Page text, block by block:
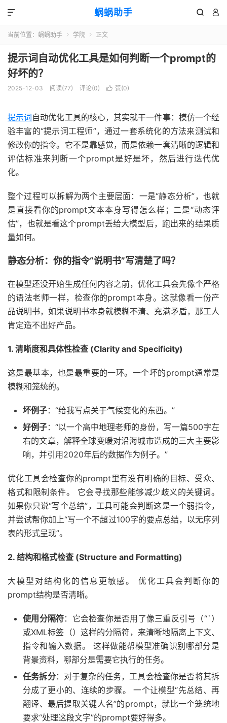
蜗蜗助手  

当前位置： 蜗蜗助手  学院  正文
提示词自动优化工具是如何判断一个prompt的
好坏的？
2025-12-03 阅读(77) 评论(0)  赞(0)
提示词 自动优化工具的核心，其实就干一件事：模仿一个经
验丰富的“提示词工程师”，通过一套系统化的方法来测试和
修改你的指令。它不是靠感觉，而是依赖一套清晰的逻辑和
评估标准来判断一个prompt是好是坏，然后进行迭代优
化。
整个过程可以拆解为两个主要层面：一是“静态分析”，也就
是直接看你的prompt文本本身写得怎么样；二是“动态评
估”，也就是看这个prompt丢给大模型后，跑出来的结果质
量如何。
静态分析：你的指令“说明书”写清楚了吗？
在模型还没开始生成任何内容之前，优化工具会先像个严格
的语法老师一样，检查你的prompt本身。这就像看一份产
品说明书，如果说明书本身就模糊不清、充满矛盾，那工人
肯定造不出好产品。
1. 清晰度和具体性检查 (Clarity and Specificity)
这是最基本，也是最重要的一环。一个坏的prompt通常是
模糊和笼统的。
坏例子：“给我写点关于气候变化的东西。”
好例子：“以一个高中地理老师的身份，写一篇500字左
右的文章，解释全球变暖对沿海城市造成的三大主要影
响，并引用2020年后的数据作为例子。”
优化工具会检查你的prompt里有没有明确的目标、受众、
格式和限制条件。 它会寻找那些能够减少歧义的关键词。
如果你只说“写个总结”，工具可能会判断这是一个弱指令，
并尝试帮你加上“写一个不超过100字的要点总结，以无序列
表的形式呈现”。
2. 结构和格式检查 (Structure and Formatting)
大模型对结构化的信息更敏感。 优化工具会判断你的
prompt结构是否清晰。
使用分隔符：它会检查你是否用了像三重反引号（“`）
或XML标签（）这样的分隔符，来清晰地隔离上下文、
指令和输入数据。 这样做能帮模型准确识别哪部分是
背景资料，哪部分是需要它执行的任务。
任务拆分：对于复杂的任务，工具会检查你是否将其拆
分成了更小的、连续的步骤。 一个让模型“先总结、再
翻译、最后提取关键人名”的prompt，就比一个笼统地
要求“处理这段文字”的prompt要好得多。